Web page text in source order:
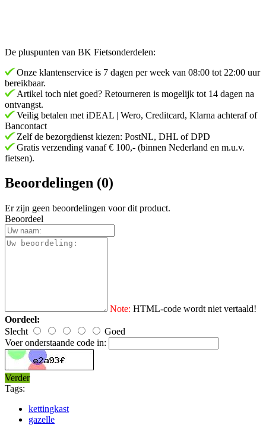
De pluspunten van BK Fietsonderdelen:
Onze klantenservice is 7 dagen per week van 08:00 tot 22:00 uur
bereikbaar.
Artikel toch niet goed? Retourneren is mogelijk tot 14 dagen na
ontvangst.
Veilig betalen met iDEAL | Wero, Creditcard, Klarna achteraf of
Bancontact
Zelf de bezorgdienst kiezen: PostNL, DHL of DPD
Gratis verzending vanaf € 100,- (binnen Nederland en m.u.v.
fietsen).
Beoordelingen (0)
Er zijn geen beoordelingen voor dit product.
Beoordeel
Note: HTML-code wordt niet vertaald!
Oordeel:
Slecht
Goed
Voer onderstaande code in:
Verder
Tags:
kettingkast
gazelle